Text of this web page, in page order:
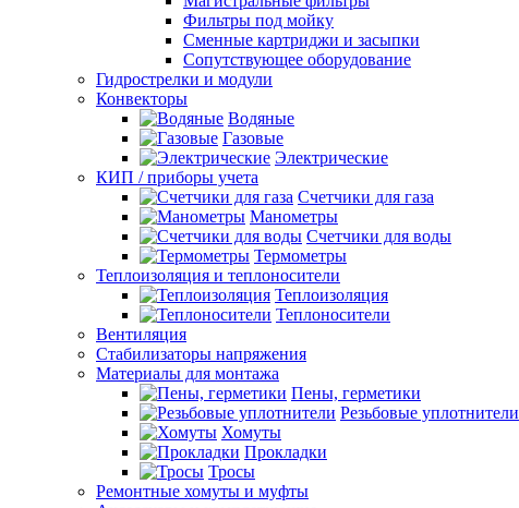
Фильтры под мойку
Сменные картриджи и засыпки
Сопутствующее оборудование
Гидрострелки и модули
Конвекторы
Водяные
Газовые
Электрические
КИП / приборы учета
Счетчики для газа
Манометры
Счетчики для воды
Термометры
Теплоизоляция и теплоносители
Теплоизоляция
Теплоносители
Вентиляция
Стабилизаторы напряжения
Материалы для монтажа
Пены, герметики
Резьбовые уплотнители
Хомуты
Прокладки
Тросы
Ремонтные хомуты и муфты